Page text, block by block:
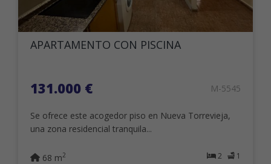
APARTAMENTO CON PISCINA
131.000 € M-5545
Se ofrece este acogedor piso en Nueva Torrevieja,
una zona residencial tranquila...
2 1
68 m2